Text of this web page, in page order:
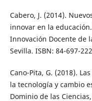
Cabero, J. (2014).
innovar en la
Innovación Docente de
Sevilla. ISBN: 84-697-
Cano-Pita, G. (2018).
la tecnología y cambio
Dominio de las